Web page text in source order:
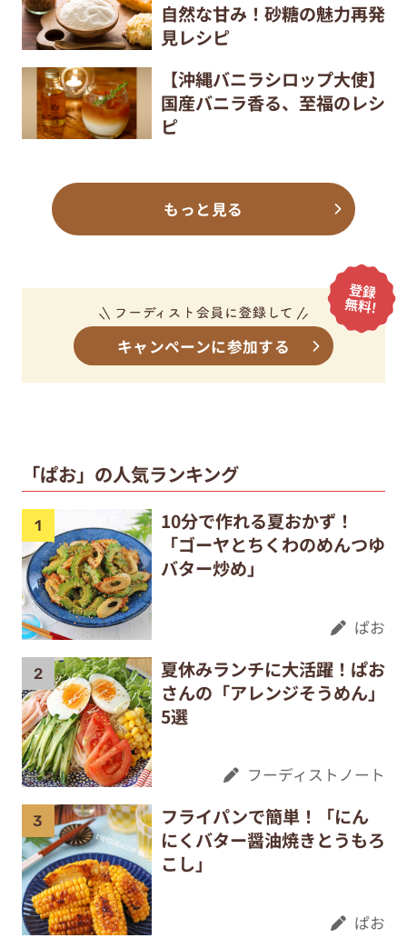
自然な甘み！砂糖の魅力再発
見レシピ
【沖縄バニラシロップ大使】
国産バニラ香る、至福のレシ
ピ
もっと見る
キャンペーンに参加する
「ぱお」の人気ランキング
10分で作れる夏おかず！
「ゴーヤとちくわのめんつゆ
バター炒め」
ぱお
夏休みランチに大活躍！ぱお
さんの「アレンジそうめん」
5選
フーディストノート
フライパンで簡単！「にん
にくバター醤油焼きとうもろ
こし」
ぱお